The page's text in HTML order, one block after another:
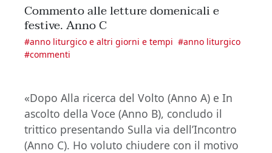
Commento alle letture domenicali e
festive. Anno C
#anno liturgico e altri giorni e tempi #anno liturgico
#commenti
«Dopo Alla ricerca del Volto (Anno A) e In
ascolto della Voce (Anno B), concludo il
trittico presentando Sulla via dell’Incontro
(Anno C). Ho voluto chiudere con il motivo